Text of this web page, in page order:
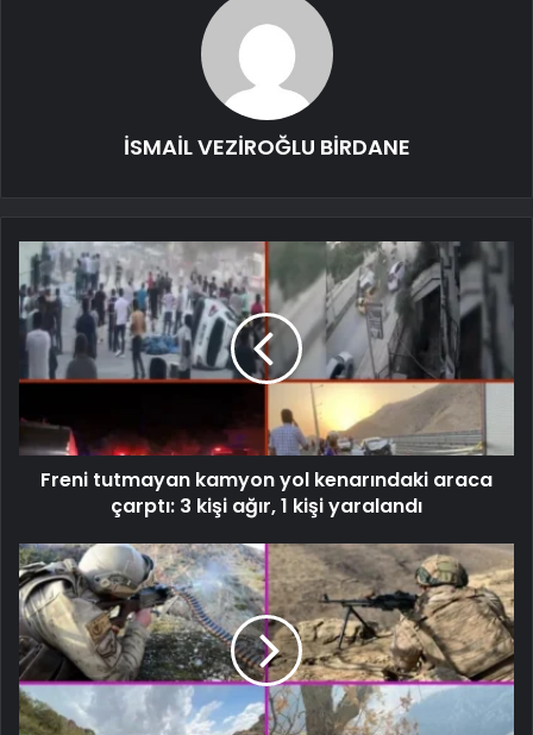
İSMAİL VEZİROĞLU BİRDANE
Freni tutmayan kamyon yol kenarındaki araca
çarptı: 3 kişi ağır, 1 kişi yaralandı